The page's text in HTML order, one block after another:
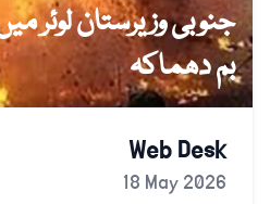
جنوبی وزیرستان لوئر
بم دھماکہ
Web Desk
18 May 2026